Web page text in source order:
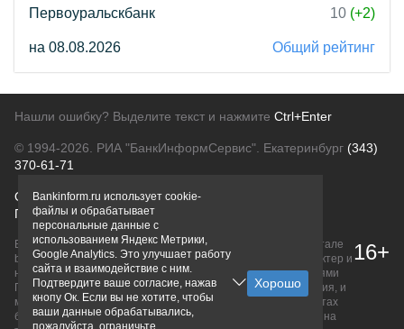
Первоуральскбанк
10 (+2)
на 08.08.2026 Общий рейтинг
Нашли ошибку? Выделите текст и нажмите Ctrl+Enter
© 1994-2026. РИА "БанкИнформСервис". Екатеринбург (343)
370-61-71
О проектеПолитика конфиденциальности
Правовая информацияДля рекламодателей
Вся информация о продуктах банков, размещенная на портале
bankinform.ru, носит исключительно ознакомительный характер и
не является публичной офертой, определяемой положениями
ГК РФ. Информация не содержит точного и полного описания, и
может быть изменена. Конечные условия уточняйте на сайтах
банков или при личном обращении. Исключительное право на
16+
Bankinform.ru использует cookie-
файлы и обрабатывает
персональные данные с
использованием Яндекс Метрики,
Google Analytics. Это улучшает работу
сайта и взаимодействие с ним.
Подтвердите ваше согласие, нажав
кнопу Ок. Если вы не хотите, чтобы
ваши данные обрабатывались,
пожалуйста, ограничьте